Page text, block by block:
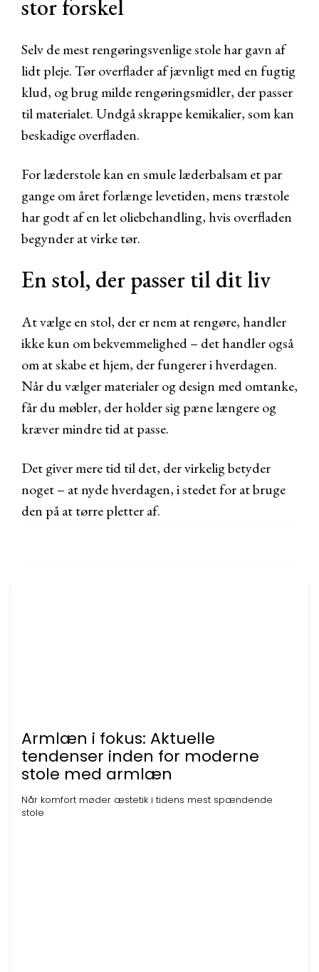
stor forskel
Selv de mest rengøringsvenlige stole har gavn af
lidt pleje. Tør overflader af jævnligt med en fugtig
klud, og brug milde rengøringsmidler, der passer
til materialet. Undgå skrappe kemikalier, som kan
beskadige overfladen.
For læderstole kan en smule læderbalsam et par
gange om året forlænge levetiden, mens træstole
har godt af en let oliebehandling, hvis overfladen
begynder at virke tør.
En stol, der passer til dit liv
At vælge en stol, der er nem at rengøre, handler
ikke kun om bekvemmelighed – det handler også
om at skabe et hjem, der fungerer i hverdagen.
Når du vælger materialer og design med omtanke,
får du møbler, der holder sig pæne længere og
kræver mindre tid at passe.
Det giver mere tid til det, der virkelig betyder
noget – at nyde hverdagen, i stedet for at bruge
den på at tørre pletter af.
Armlæn i fokus: Aktuelle
tendenser inden for moderne
stole med armlæn
Når komfort møder æstetik i tidens mest spændende
stole